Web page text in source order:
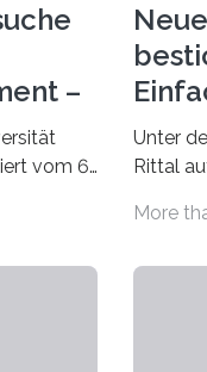
–
vom 6.
aus
Unter
Rittal
System
More